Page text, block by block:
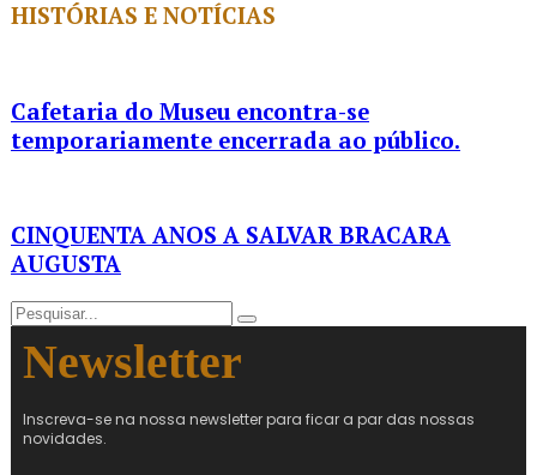
HISTÓRIAS E NOTÍCIAS
Cafetaria do Museu encontra-se
temporariamente encerrada ao público.
CINQUENTA ANOS A SALVAR BRACARA
AUGUSTA